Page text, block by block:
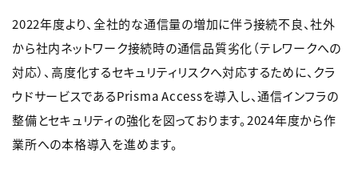
2022年度より、全社的な通信量の増加に伴う接続不良、社外
から社内ネットワーク接続時の通信品質劣化（テレワークへの
対応）、高度化するセキュリティリスクへ対応するために、クラ
ウドサービスであるPrisma Accessを導入し、通信インフラの
整備とセキュリティの強化を図っております。2024年度から作
業所への本格導入を進めます。